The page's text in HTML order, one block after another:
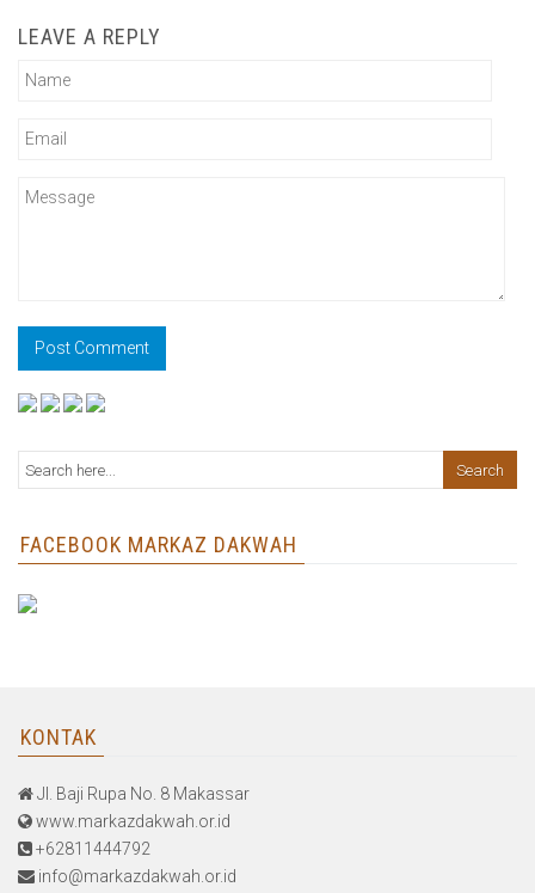
LEAVE A REPLY
FACEBOOK MARKAZ DAKWAH
KONTAK
Jl. Baji Rupa No. 8 Makassar
www.markazdakwah.or.id
+62811444792
info@markazdakwah.or.id